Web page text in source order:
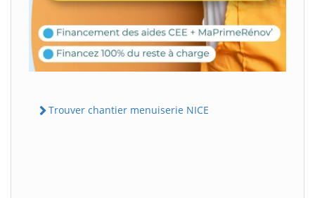
Trouver chantier menuiserie NICE